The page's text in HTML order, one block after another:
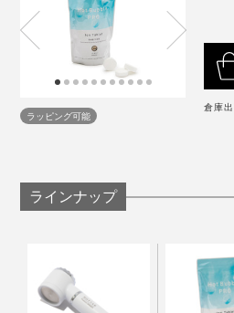
もともと、寝るのに時間がか
が、『薬用Hot Bubble PRO』
ない強い眠気を感じたり、布団
まま寝落ちしたり。
ラッピング可能
倉庫
ラインナップ